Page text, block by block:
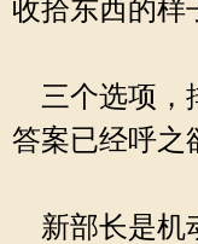
收拾东西的样
三个选项，
答案已经呼之
新部长是机